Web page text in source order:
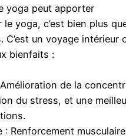
yoga peut apporter
le yoga, c’est bien plus
C’est un voyage intérieur
bienfaits :
de la
du stress, et une
: Renforcement